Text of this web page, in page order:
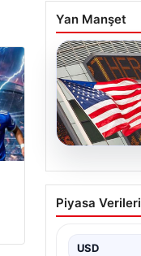
Yan Manşet
04.08.2026
FED faiz
Piyasa Verileri
USD